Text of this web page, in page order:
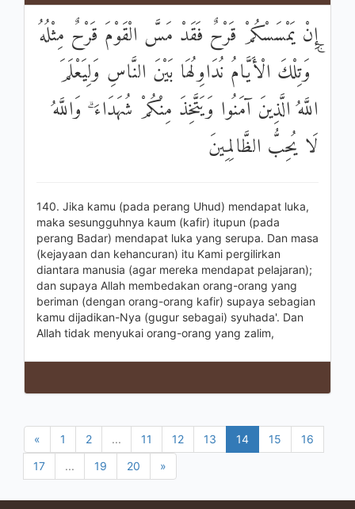
إِنْ يَمْسَسْكُمْ قَرْحٌ فَقَدْ مَسَّ الْقَوْمَ قَرْحٌ مِثْلُهُ
ۚ وَتِلْكَ الْأَيَّامُ نُدَاوِلُهَا بَيْنَ النَّاسِ وَلِيَعْلَمَ
اللَّهُ الَّذِينَ آمَنُوا وَيَتَّخِذَ مِنْكُمْ شُهَدَاءَ ۗ وَاللَّهُ
لَا يُحِبُّ الظَّالِمِينَ
140. Jika kamu (pada perang Uhud) mendapat luka,
maka sesungguhnya kaum (kafir) itupun (pada
perang Badar) mendapat luka yang serupa. Dan masa
(kejayaan dan kehancuran) itu Kami pergilirkan
diantara manusia (agar mereka mendapat pelajaran);
dan supaya Allah membedakan orang-orang yang
beriman (dengan orang-orang kafir) supaya sebagian
kamu dijadikan-Nya (gugur sebagai) syuhada'. Dan
Allah tidak menyukai orang-orang yang zalim,
« 1 2 ... 11 12 13 14 15
16
17
... 19 20 »